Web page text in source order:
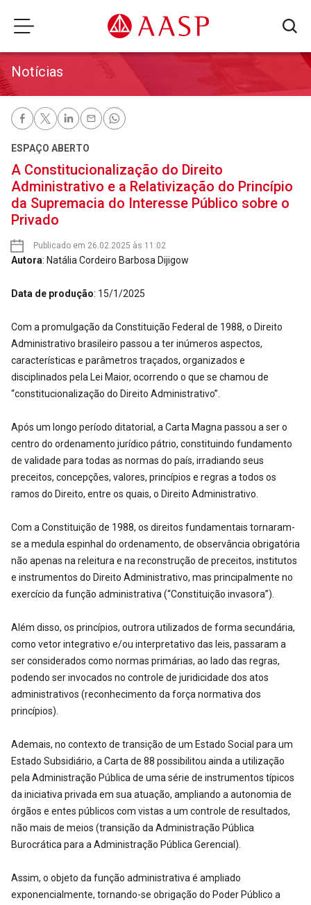
Notícias
ESPAÇO ABERTO
A Constitucionalização do Direito
Administrativo e a Relativização do Princípio
da Supremacia do Interesse Público sobre o
Privado
Publicado em 26.02.2025 às 11:02
Autora: Natália Cordeiro Barbosa Dijigow
Data de produção: 15/1/2025
Com a promulgação da Constituição Federal de 1988, o Direito
Administrativo brasileiro passou a ter inúmeros aspectos,
características e parâmetros traçados, organizados e
disciplinados pela Lei Maior, ocorrendo o que se chamou de
“constitucionalização do Direito Administrativo”.
Após um longo período ditatorial, a Carta Magna passou a ser o
centro do ordenamento jurídico pátrio, constituindo fundamento
de validade para todas as normas do país, irradiando seus
preceitos, concepções, valores, princípios e regras a todos os
ramos do Direito, entre os quais, o Direito Administrativo.
Com a Constituição de 1988, os direitos fundamentais tornaram-
se a medula espinhal do ordenamento, de observância obrigatória
não apenas na releitura e na reconstrução de preceitos, institutos
e instrumentos do Direito Administrativo, mas principalmente no
exercício da função administrativa (“Constituição invasora”).
Além disso, os princípios, outrora utilizados de forma secundária,
como vetor integrativo e/ou interpretativo das leis, passaram a
ser considerados como normas primárias, ao lado das regras,
podendo ser invocados no controle de juridicidade dos atos
administrativos (reconhecimento da força normativa dos
princípios).
Ademais, no contexto de transição de um Estado Social para um
Estado Subsidiário, a Carta de 88 possibilitou ainda a utilização
pela Administração Pública de uma série de instrumentos típicos
da iniciativa privada em sua atuação, ampliando a autonomia de
órgãos e entes públicos com vistas a um controle de resultados,
não mais de meios (transição da Administração Pública
Burocrática para a Administração Pública Gerencial).
Assim, o objeto da função administrativa é ampliado
exponencialmente, tornando-se obrigação do Poder Público a